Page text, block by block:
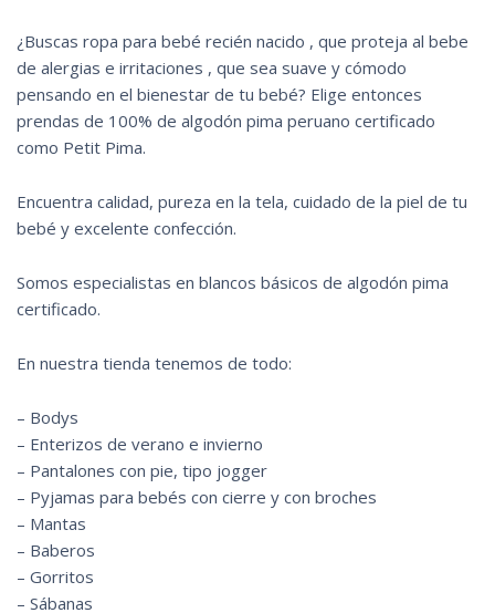
¿Buscas ropa para bebé recién nacido , que proteja al bebe
de alergias e irritaciones , que sea suave y cómodo
pensando en el bienestar de tu bebé? Elige entonces
prendas de 100% de algodón pima peruano certificado
como Petit Pima.
Encuentra calidad, pureza en la tela, cuidado de la piel de tu
bebé y excelente confección.
Somos especialistas en blancos básicos de algodón pima
certificado.
En nuestra tienda tenemos de todo:
– Bodys
– Enterizos de verano e invierno
– Pantalones con pie, tipo jogger
– Pyjamas para bebés con cierre y con broches
– Mantas
– Baberos
– Gorritos
– Sábanas